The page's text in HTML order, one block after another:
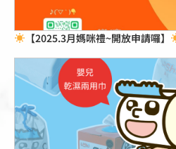
【2025.3月媽咪禮~開放申請囉】